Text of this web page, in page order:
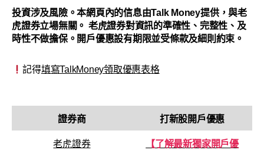
投資涉及風險。本網頁內的信息由Talk Money提供，與老
虎證券立場無關。 老虎證券對資訊的準確性、完整性、及
時性不做擔保。開戶優惠設有期限並受條款及細則約束。
記得填寫TalkMoney領取優惠表格
證券商 打新股開戶優惠
老虎證券
【了解最新獨家開戶優